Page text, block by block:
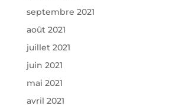
septembre 2021
août 2021
juillet 2021
juin 2021
mai 2021
avril 2021